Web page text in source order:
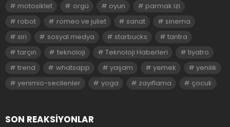
motosiklet
orgü oyun
parmak izi
robot
romeo ve juliet sanat
sinema
siri
sosyal medya starbucks
tantra
tarçın
teknoloji Teknoloji Haberleri
tiyatro
trend
whatsapp yaşam yemek
yenilik
yenimio-secilenler
yoga zayıflama çocuk
SON REAKSIYONLAR